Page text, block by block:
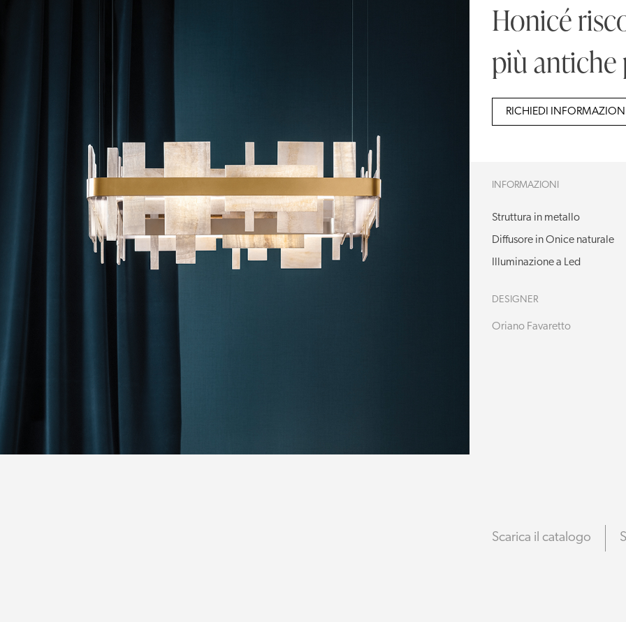
Honicé
più antiche
RICHIEDI
INFORMAZIONI
Struttura in metallo
Diffusore in Onice naturale
Illuminazione a Led
DESIGNER
Oriano Favaretto
Scarica il catalogo